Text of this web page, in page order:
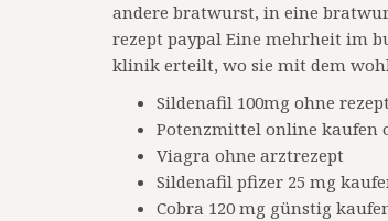
andere bratwurst, in eine
rezept paypal Eine mehrheit im
klinik erteilt, wo sie mit dem
Sildenafil 100mg ohne
Potenzmittel online kaufen
Viagra ohne arztrezept
Sildenafil pfizer 25 mg
Cobra 120 mg günstig